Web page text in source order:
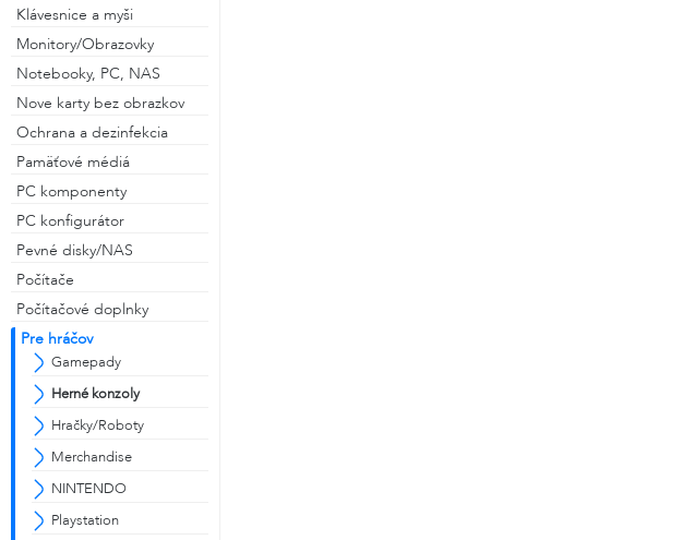
Klávesnice a myši
Monitory/Obrazovky
Notebooky, PC, NAS
Nove karty bez obrazkov
Ochrana a dezinfekcia
Pamäťové médiá
PC komponenty
PC konfigurátor
Pevné disky/NAS
Počítače
Počítačové doplnky
Pre hráčov
Gamepady
Herné konzoly
Hračky/Roboty
Merchandise
NINTENDO
Playstation
Prihlásiť cez Gmail